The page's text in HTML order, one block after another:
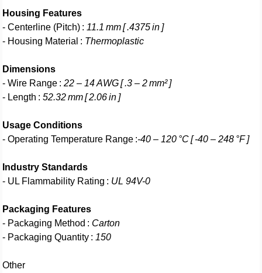
Housing Features
- Centerline (Pitch) : 11.1 mm [ .4375 in ]
- Housing Material : Thermoplastic
Dimensions
- Wire Range :22 – 14 AWG [ .3 – 2 mm² ]
- Length :52.32 mm [ 2.06 in ]
Usage Conditions
- Operating Temperature Range :-40 – 120 °C [ -40 – 248 °F ]
Industry Standards
- UL Flammability Rating : UL 94V-0
Packaging Features
- Packaging Method : Carton
- Packaging Quantity : 150
Other